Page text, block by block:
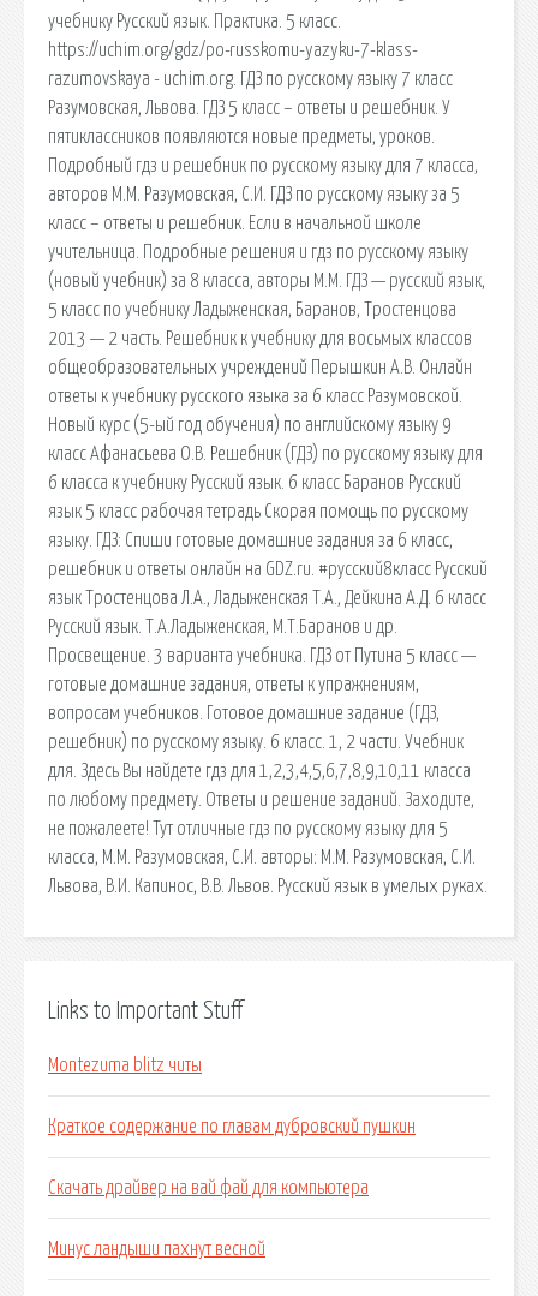
учебнику Русский язык. Практика. 5 класс.
https://uchim.org/gdz/po-russkomu-yazyku-7-klass-
razumovskaya - uchim.org. ГДЗ по русскому языку 7 класс
Разумовская, Львова. ГДЗ 5 класс – ответы и решебник. У
пятиклассников появляются новые предметы, уроков.
Подробный гдз и решебник по русскому языку для 7 класса,
авторов М.М. Разумовская, С.И. ГДЗ по русскому языку за 5
класс – ответы и решебник. Если в начальной школе
учительница. Подробные решения и гдз по русскому языку
(новый учебник) за 8 класса, авторы М.М. ГДЗ — русский язык,
5 класс по учебнику Ладыженская, Баранов, Тростенцова
2013 — 2 часть. Решебник к учебнику для восьмых классов
общеобразовательных учреждений Перышкин А.В. Онлайн
ответы к учебнику русского языка за 6 класс Разумовской.
Новый курс (5-ый год обучения) по английскому языку 9
класс Афанасьева О.В. Решебник (ГДЗ) по русскому языку для
6 класса к учебнику Русский язык. 6 класс Баранов Русский
язык 5 класс рабочая тетрадь Скорая помощь по русскому
языку. ГДЗ: Спиши готовые домашние задания за 6 класс,
решебник и ответы онлайн на GDZ.ru. #русский8класс Русский
язык Тростенцова Л.А., Ладыженская Т.А., Дейкина А.Д. 6 класс
Русский язык. Т.А.Ладыженская, М.Т.Баранов и др.
Просвещение. 3 варианта учебника. ГДЗ от Путина 5 класс —
готовые домашние задания, ответы к упражнениям,
вопросам учебников. Готовое домашние задание (ГДЗ,
решебник) по русскому языку. 6 класс. 1, 2 части. Учебник
для. Здесь Вы найдете гдз для 1,2,3,4,5,6,7,8,9,10,11 класса
по любому предмету. Ответы и решение заданий. Заходите,
не пожалеете! Тут отличные гдз по русскому языку для 5
класса, М.М. Разумовская, С.И. авторы: М.М. Разумовская, С.И.
Львова, В.И. Капинос, В.В. Львов. Русский язык в умелых руках.
Links to Important Stuff
Montezuma blitz читы
Краткое содержание по главам дубровский пушкин
Скачать драйвер на вай фай для компьютера
Минус ландыши пахнут весной